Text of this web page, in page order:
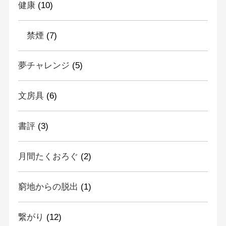
健康(10)
禁煙 (7)
夢チャレンジ (5)
文房具(6)
書評(3)
月間たくおろぐ (2)
窮地からの脱出 (1)
繋がり (12)